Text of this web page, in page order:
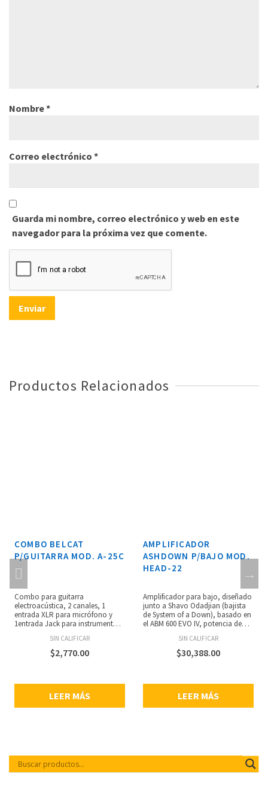
Nombre*
Correo electrónico *
Guarda mi nombre, correo electrónico y web en este
navegador para la próxima vez que comente.
Productos Relacionados
COMBO BELCAT
P/GUITARRA MOD. A-25C
Combo para guitarra
electroacústica, 2 canales, 1
entrada XLR para micrófono y
1entrada Jack para instrumento,
ecualizador: graves, medios y
agudos, efecto chorus, entrada
RCA para reproductor, salida de
de 8” pulgadas a 8 ohms y tweeter
de 2.5” pulgadas, consumo de
SIN CALIFICAR
$2,770.00
LEER MÁS
AMPLIFICADOR
ASHDOWN P/BAJO MOD.
HEAD-22
Amplificador para bajo, diseñado
junto a Shavo Odadjian (bajista
de System of a Down), basado en
el ABM 600 EVO IV, potencia de
de un sólo botón, ecualizador de
9 bandas, 6 controles deslizantes
que brindan corte de precisión y
afinador, salida de línea, loop de
efectos, entrada de línea,
SIN CALIFICAR
$30,388.00
LEER MÁS